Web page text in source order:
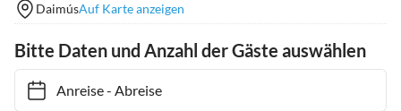
DaimúsAuf Karte anzeigen
Bitte Daten und Anzahl der Gäste auswählen
Anreise- Abreise